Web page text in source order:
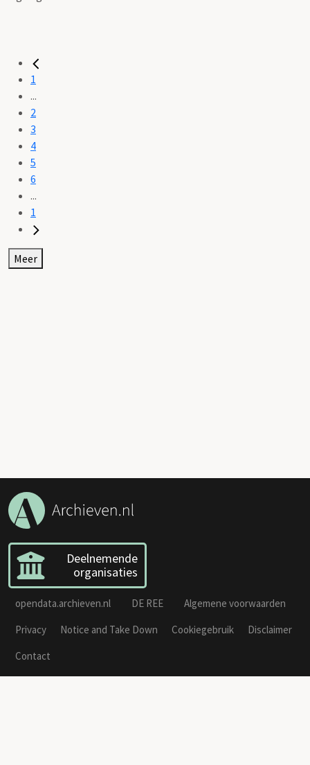
1
...
2
3
4
5
6
...
1
Meer
Deelnemende
organisaties
opendata.archieven.nl DE REE
Algemene voorwaarden
Privacy
Notice and Take Down Cookiegebruik
Disclaimer
Contact